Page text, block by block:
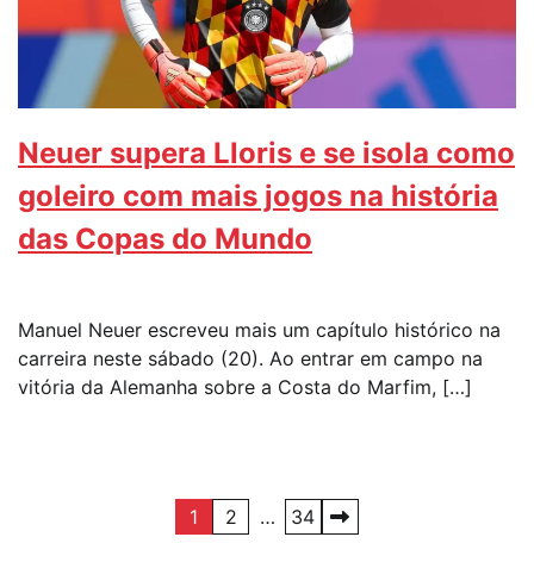
Neuer supera Lloris e se isola como
goleiro com mais jogos na história
das Copas do Mundo
Manuel Neuer escreveu mais um capítulo histórico na
carreira neste sábado (20). Ao entrar em campo na
vitória da Alemanha sobre a Costa do Marfim, […]
Paginação
1 2 … 34